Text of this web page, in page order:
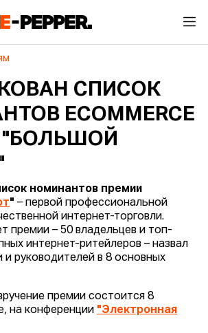
СПИСОК
ECOMMERCE
"БОЛЬШОЙ
номинантов премии
" – первой профессиональной
интернет-торговли.
премии – 50 владельцев и топ-
интернет-ритейлеров – назвал
и руководителей в 8 основных
премии состоится 8
на конференции "Электронная